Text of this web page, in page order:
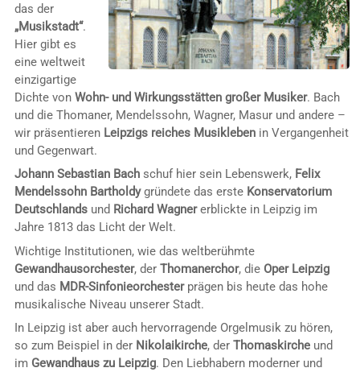
das der
„Musikstadt“.
Hier gibt es
eine weltweit
einzigartige
Dichte von Wohn- und Wirkungsstätten großer Musiker. Bach
und die Thomaner, Mendelssohn, Wagner, Masur und andere –
wir präsentieren Leipzigs reiches Musiklebenin Vergangenheit
und Gegenwart.
Johann Sebastian Bachschuf hier sein Lebenswerk, Felix
Mendelssohn Bartholdygründete das erste Konservatorium
Deutschlandsund Richard Wagnererblickte in Leipzig im
Jahre 1813 das Licht der Welt.
Wichtige Institutionen, wie das weltberühmte
Gewandhausorchester, der Thomanerchor, die Oper Leipzig
und das MDR-Sinfonieorchesterprägen bis heute das hohe
musikalische Niveau unserer Stadt.
In Leipzig ist aber auch hervorragende Orgelmusik zu hören,
so zum Beispiel in der Nikolaikirche, der Thomaskircheund
im Gewandhaus zu Leipzig. Den Liebhabern moderner und